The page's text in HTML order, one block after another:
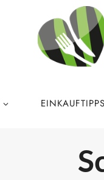
EINKAUFTIPPS